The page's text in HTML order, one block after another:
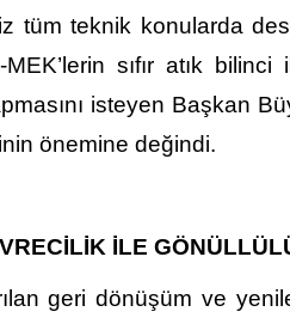
tüm teknik konularda
sıfır atık
isteyen Başkan
önemine değindi.
İLE
geri dönüşüm ve